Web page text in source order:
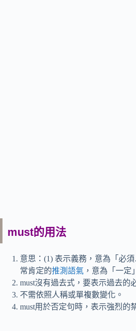
must的用法
意思：(1) 表示義務，意為「必
常肯定的推測語氣 ，意為「一定
must沒有過去式，要表示過去的
不需依照人稱或單複數變化。
must用於否定句時，表示強烈的